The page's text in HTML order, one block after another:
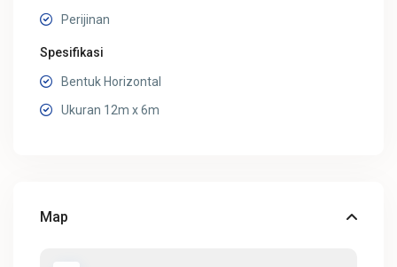
Perijinan
Spesifikasi
Bentuk Horizontal
Ukuran 12m x 6m
Map